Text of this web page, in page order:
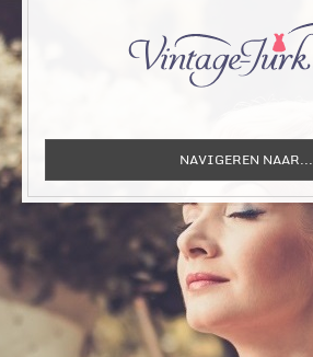
NAVIGEREN NAAR...